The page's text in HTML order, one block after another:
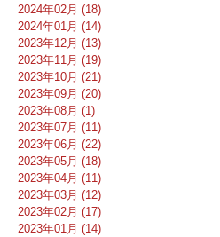
2024年02月 (18)
2024年01月 (14)
2023年12月 (13)
2023年11月 (19)
2023年10月 (21)
2023年09月 (20)
2023年08月 (1)
2023年07月 (11)
2023年06月 (22)
2023年05月 (18)
2023年04月 (11)
2023年03月 (12)
2023年02月 (17)
2023年01月 (14)